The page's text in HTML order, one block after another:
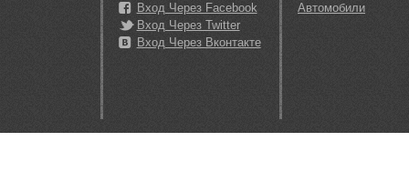
Вход Через Facebook
Вход Через Twitter
Вход Через Вконтакте
Автомобили